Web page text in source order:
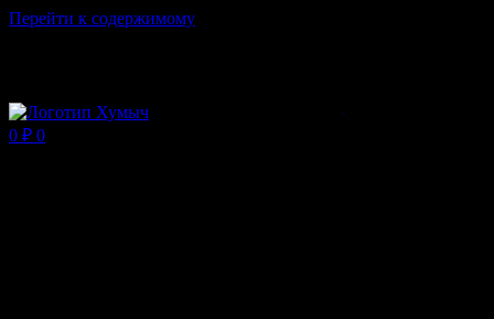
Перейти к содержимому
0 ₽ 0